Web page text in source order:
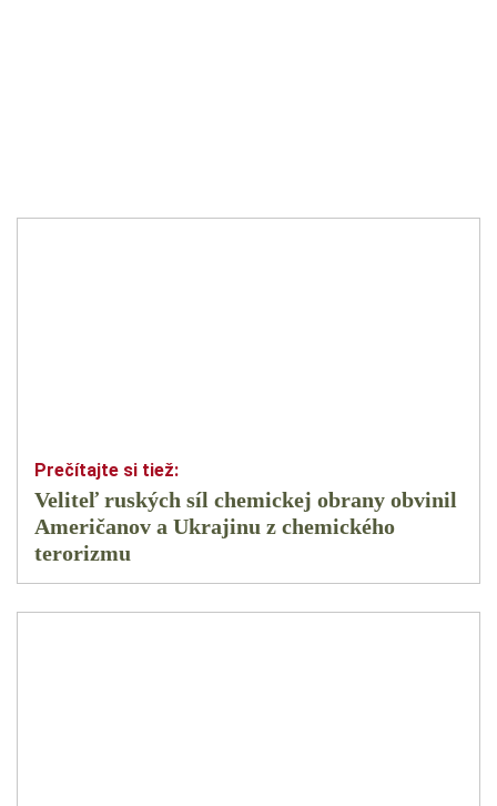
Veliteľ ruských síl chemickej obrany obvinil
Američanov a Ukrajinu z chemického
terorizmu